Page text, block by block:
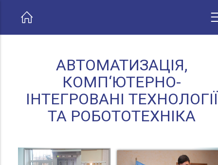
АВТОМАТИЗАЦІЯ,
КОМП‘ЮТЕРНО-
ІНТЕГРОВАНІ ТЕХНОЛОГІЇ
ТА РОБОТОТЕХНІКА